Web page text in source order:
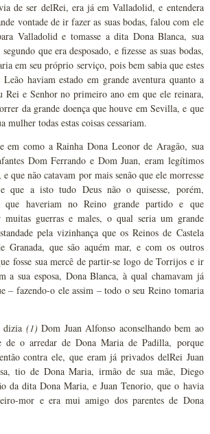
de ser delRei, era já em Valladolid, e entendera
vontade de ir fazer as suas bodas, falou com ele
Valladolid e tomasse a dita Dona Blanca, sua
que era desposado, e fizesse as suas bodas,
em seu próprio serviço, pois bem sabia que estes
haviam estado em grande aventura quanto a
Rei e Senhor no primeiro ano em que ele reinara,
da grande doença que houve em Sevilla, e que
mulher todas estas coisas cessariam.
em como a Rainha Dona Leonor de Aragão, sua
Dom Ferrando e Dom Juan, eram legítimos
e que não catavam por mais senão que ele morresse
que a isto tudo Deus não o quisesse, porém,
que haveriam no Reino grande partido e que
muitas guerras e males, o qual seria um grande
pela vizinhança que os Reinos de Castela
Granada, que são aquém mar, e com os outros
fosse sua mercê de partir-se logo de Torrijos e ir
a sua esposa, Dona Blanca, à qual chamavam já
– fazendo-o ele assim – todo o seu Reino tomaria
dizia (1) Dom Juan Alfonso aconselhando bem ao
de o arredar de Dona Maria de Padilla, porque
contra ele, que eram já privados delRei Juan
tio de Dona Maria, irmão de sua mãe, Diego
da dita Dona Maria, e Juan Tenorio, que o havia
mor e era mui amigo dos parentes de Dona